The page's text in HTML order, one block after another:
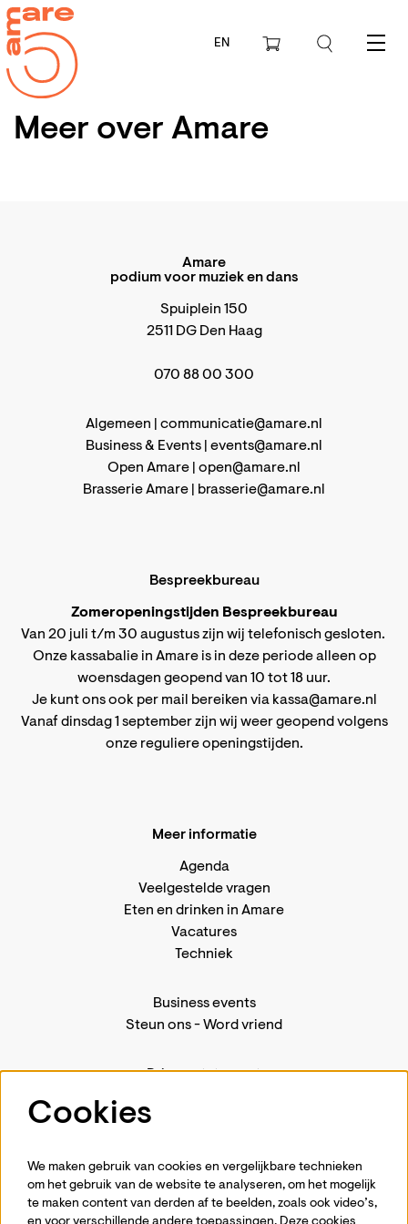
EN Menu
Meer over Amare
Amare
podium voor muziek en dans
Spuiplein 150
2511 DG Den Haag
070 88 00 300
Algemeen | communicatie@amare.nl
Business & Events | events@amare.nl
Open Amare | open@amare.nl
Brasserie Amare |
brasserie@amare.nl
Bespreekbureau
Zomeropeningstijden Bespreekbureau
Van 20 juli t/m 30 augustus zijn wij telefonisch gesloten.
Onze kassabalie in Amare is in deze periode alleen op
woensdagen geopend van 10 tot 18 uur.
Je kunt ons ook per mail bereiken via kassa@amare.nl
Vanaf dinsdag 1 september zijn wij weer geopend volgens
onze reguliere openingstijden.
Meer informatie
Agenda
Veelgestelde vragen
Eten en drinken in Amare
Vacatures
Techniek
Business events
Steun ons-Word vriend
Privacystatement
Volg ons
Cookies
We maken gebruik van cookies en vergelijkbare technieken
om het gebruik van de website te analyseren, om het mogelijk
te maken content van derden af te beelden, zoals ook video’s,